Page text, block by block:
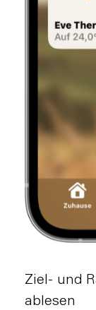
Ziel- und
ablesen